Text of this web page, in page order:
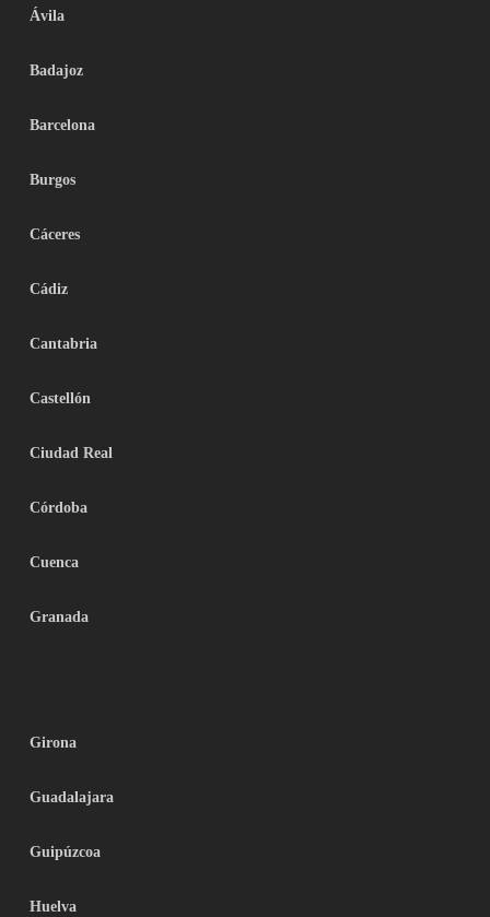
Ávila
Badajoz
Barcelona
Burgos
Cáceres
Cádiz
Cantabria
Castellón
Ciudad Real
Córdoba
Cuenca
Granada
Girona
Guadalajara
Guipúzcoa
Huelva